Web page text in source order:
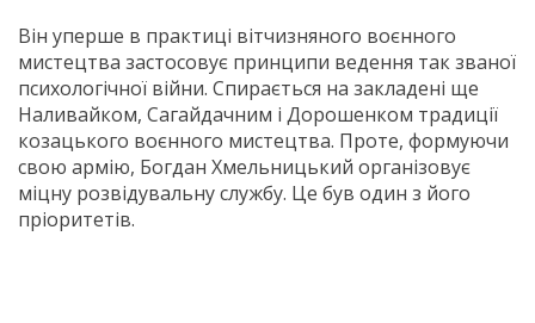
Він уперше в практиці вітчизняного воєнного
мистецтва застосовує принципи ведення так званої
психологічної війни. Спирається на закладені ще
Наливайком, Сагайдачним і Дорошенком традиції
козацького воєнного мистецтва. Проте, формуючи
свою армію, Богдан Хмельницький організовує
міцну розвідувальну службу. Це був один з його
пріоритетів.